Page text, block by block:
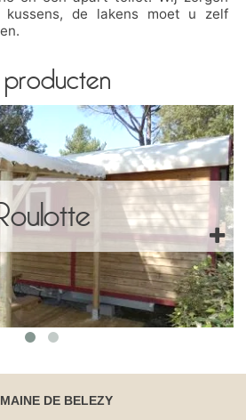
kussens, de lakens moet u zelf
DE BELEZY